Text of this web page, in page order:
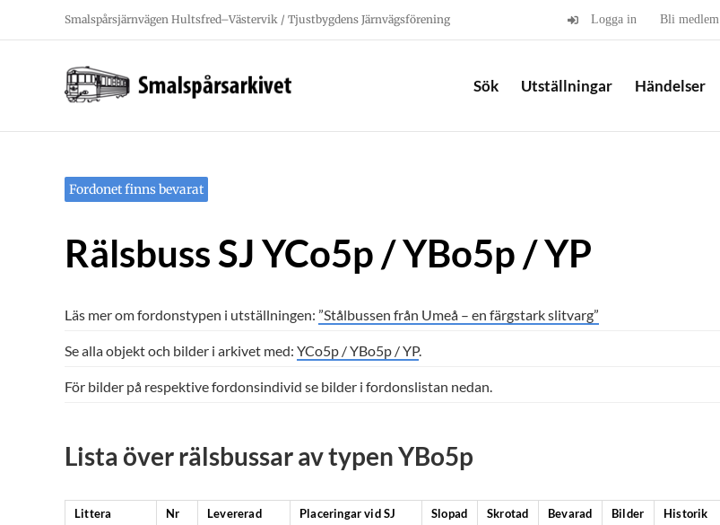
Smalspårsjärnvägen Hultsfred–Västervik / Tjustbygdens Järnvägsförening Logga in Bli medlem
Sök Utställningar Händelser
Fordonet finns bevarat
Rälsbuss SJ YCo5p / YBo5p / YP
Läs mer om fordonstypen i utställningen: ”Stålbussen från Umeå – en färgstark slitvarg”
Se alla objekt och bilder i arkivet med: YCo5p / YBo5p / YP.
För bilder på respektive fordonsindivid se bilder i fordonslistan nedan.
Lista över rälsbussar av typen YBo5p
Littera Nr Levererad Placeringar vid SJ Slopad Skrotad Bevarad Bilder Historik